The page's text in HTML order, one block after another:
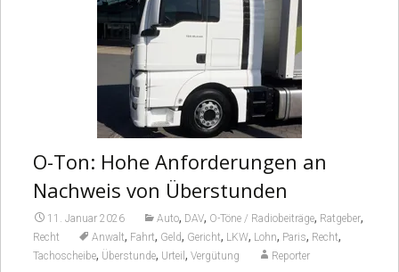
O-Ton: Hohe Anforderungen an
Nachweis von Überstunden
11. Januar 2026 Auto, DAV, O-Töne / Radiobeiträge, Ratgeber,
Recht Anwalt, Fahrt, Geld, Gericht, LKW, Lohn, Paris, Recht,
Tachoscheibe, Überstunde, Urteil , Vergütung Reporter